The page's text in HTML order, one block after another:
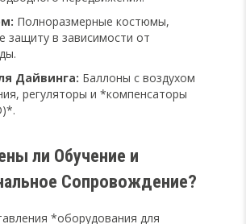
Полноразмерные костюмы,
защиту в зависимости от
Дайвинга: Баллоны с воздухом
регуляторы и *компенсаторы
ли Обучение и
Сопровождение?
*оборудования для